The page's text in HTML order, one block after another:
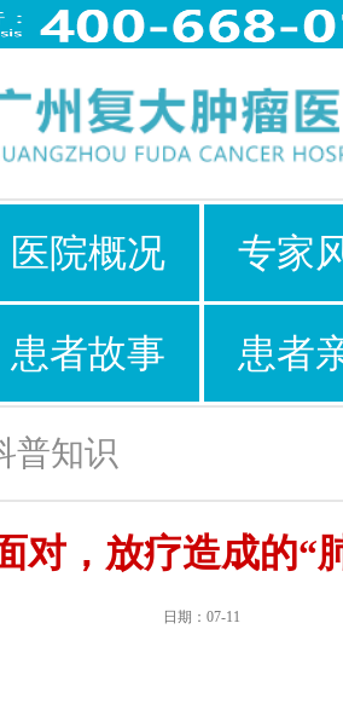
医院概况 专家
患者故事 患者
普知识
对，放疗造成的“
日期：07-11